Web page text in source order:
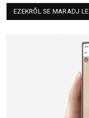
EZEKRŐL SE MARADJ LE